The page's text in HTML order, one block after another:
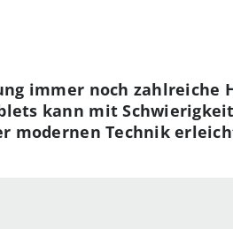
immer noch zahlreiche
kann mit
modernen Technik